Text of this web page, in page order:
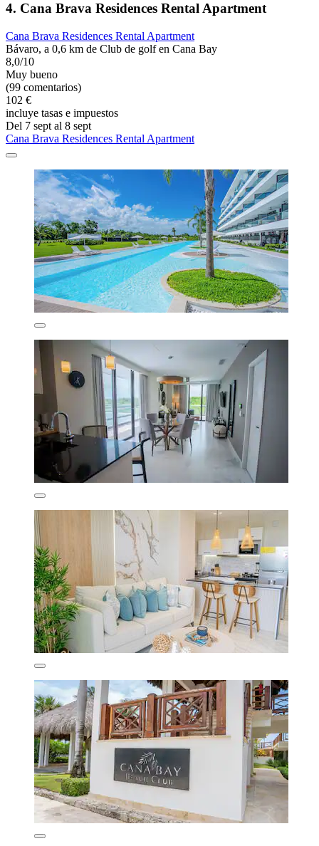
4. Cana Brava Residences Rental Apartment
Cana Brava Residences Rental Apartment
Bávaro, a 0,6 km de Club de golf en Cana Bay
8,0/10
Muy bueno
(99 comentarios)
102 €
incluye tasas e impuestos
Del 7 sept al 8 sept
Cana Brava Residences Rental Apartment